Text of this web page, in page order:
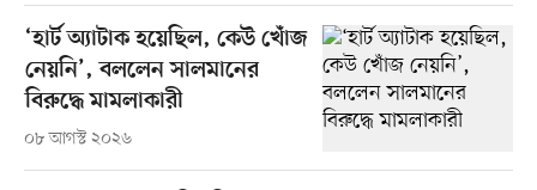
‘হার্ট অ্যাটাক হয়েছিল, কেউ খোঁজ
নেয়নি’, বললেন সালমানের
বিরুদ্ধে মামলাকারী
০৮ আগস্ট ২০২৬